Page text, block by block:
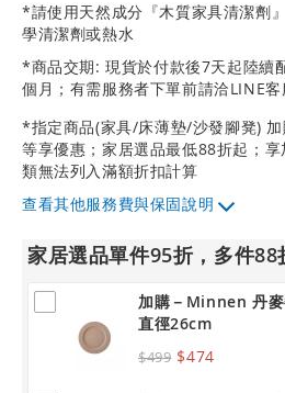
*請使用天然成分『木質家具清潔劑
學清潔劑或熱水
*商品交期: 現貨於付款後7天起陸續
個月；有需服務者下單前請洽LINE
*指定商品(家具/床薄墊/沙發腳凳)
等享優惠；家居選品最低88折起；
類無法列入滿額折扣計算
其他服務費與保固說明
家居選品單件95折，多件88
加購－Minnen 丹
直徑26cm
$499 $474